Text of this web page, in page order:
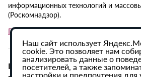
информационных технологий и
(Роскомнадзор).
Политика в отношении обработки
При использовании материалов
Наш сайт использует
cookie. Это позволяет нам
анализировать данные о
посетителей, а также